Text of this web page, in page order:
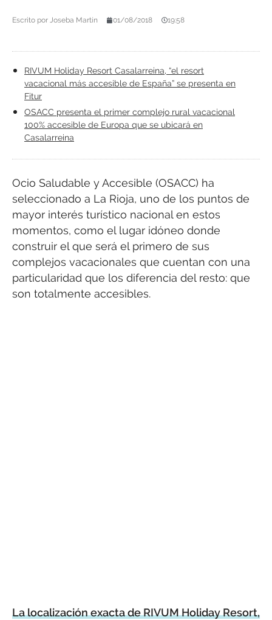
Escrito por Joseba Martín 01/08/2018 19:58
RIVUM Holiday Resort Casalarreina, “el resort
vacacional más accesible de España” se presenta en
Fitur
OSACC presenta el primer complejo rural vacacional
100% accesible de Europa que se ubicará en
Casalarreina
Ocio Saludable y Accesible (OSACC) ha
seleccionado a La Rioja, uno de los puntos de
mayor interés turístico nacional en estos
momentos, como el lugar idóneo donde
construir el que será el primero de sus
complejos vacacionales que cuentan con una
particularidad que los diferencia del resto: que
son totalmente accesibles.
La localización exacta de RIVUM Holiday Resort,